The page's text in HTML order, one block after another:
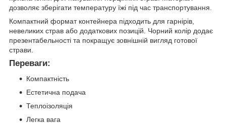
дозволяє зберігати температуру їжі під час транспортування.
Компактний формат контейнера підходить для гарнірів,
невеликих страв або додаткових позицій. Чорний колір додає
презентабельності та покращує зовнішній вигляд готової
страви.
Переваги:
Компактність
Естетична подача
Теплоізоляція
Легка вага